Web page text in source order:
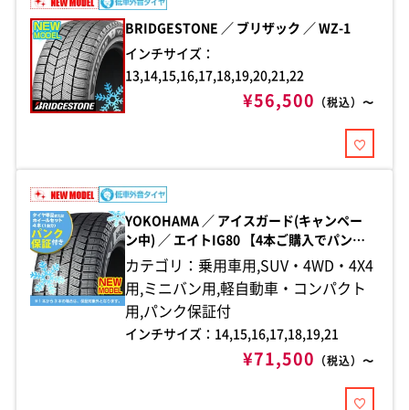
BRIDGESTONE ／ ブリザック ／ WZ-1
インチサイズ：
13,14,15,16,17,18,19,20,21,22
¥56,500 （税込）〜
YOKOHAMA ／ アイスガード(キャンペー
ン中) ／ エイトIG80 【4本ご購入でパンク
保証付き】
カテゴリ：乗用車用,SUV・4WD・4X4
用,ミニバン用,軽自動車・コンパクト
用,パンク保証付
インチサイズ：14,15,16,17,18,19,21
¥71,500 （税込）〜